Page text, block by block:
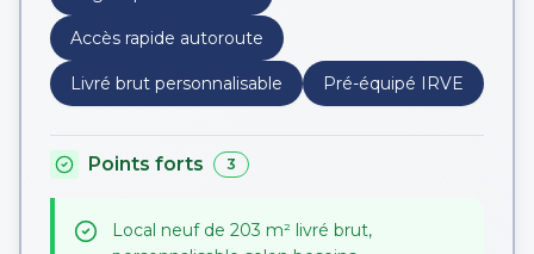
Accès rapide autoroute
Livré brut personnalisable Pré-équipé IRVE
Points forts 3
Local neuf de 203 m² livré brut,